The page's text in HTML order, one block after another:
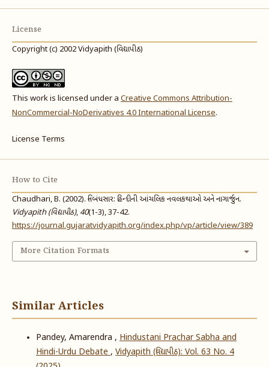
License
Copyright (c) 2002 Vidyapith (વિદ્યાપીઠ)
This work is licensed under a Creative Commons Attribution-
NonCommercial-NoDerivatives 4.0 International License.
License Terms
How to Cite
Chaudhari, B. (2002). નિબંધસાર: હિન્દીની આંચલિક નવલકથાઓ અને નાગાર્જુન.
Vidyapith (વિદ્યાપીઠ), 40(1-3), 37-42.
https://journal.gujaratvidyapith.org/index.php/vp/article/view/389
More Citation Formats
Similar Articles
Pandey, Amarendra , Hindustani Prachar Sabha and
Hindi-Urdu Debate, Vidyapith (વિદ્યાપીઠ): Vol. 63 No. 4